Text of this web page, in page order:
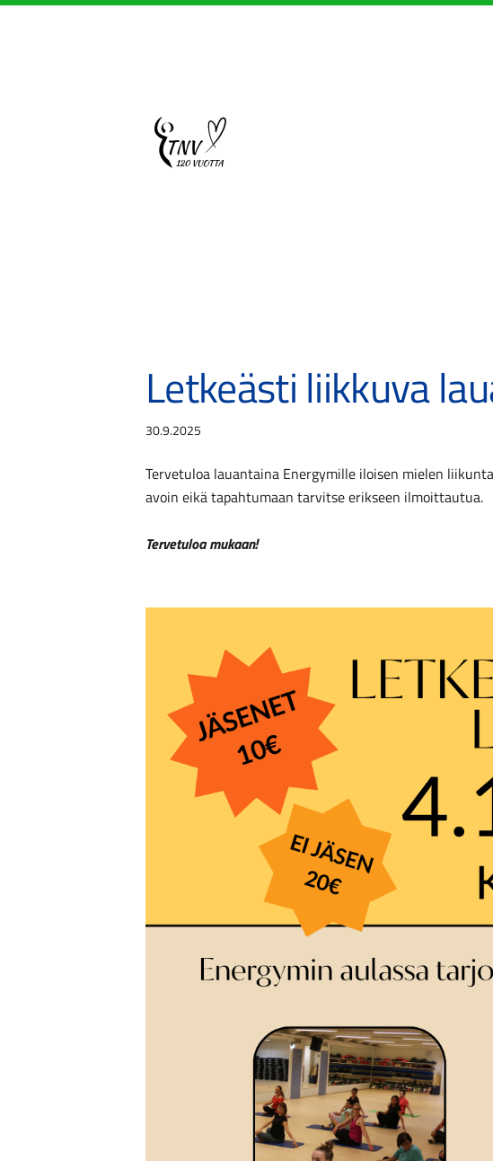
Sivuston etusivulle
Letkeästi liikkuva
30.9.2025
Tervetuloa lauantaina Energymille iloisen mielen
avoin eikä tapahtumaan tarvitse erikseen ilmoittautua.
Tervetuloa mukaan!